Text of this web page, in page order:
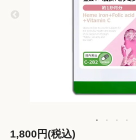
1,800円(税込)